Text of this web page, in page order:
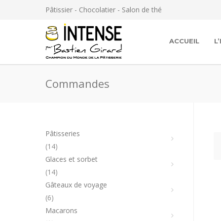
Panneau de gestion des cookies
Pâtissier - Chocolatier - Salon de thé
ACCUEIL
Commandes
Pâtisseries
1414
produits
Glaces et sorbet
1414
produits
Gâteaux de voyage
66
produits
Macarons